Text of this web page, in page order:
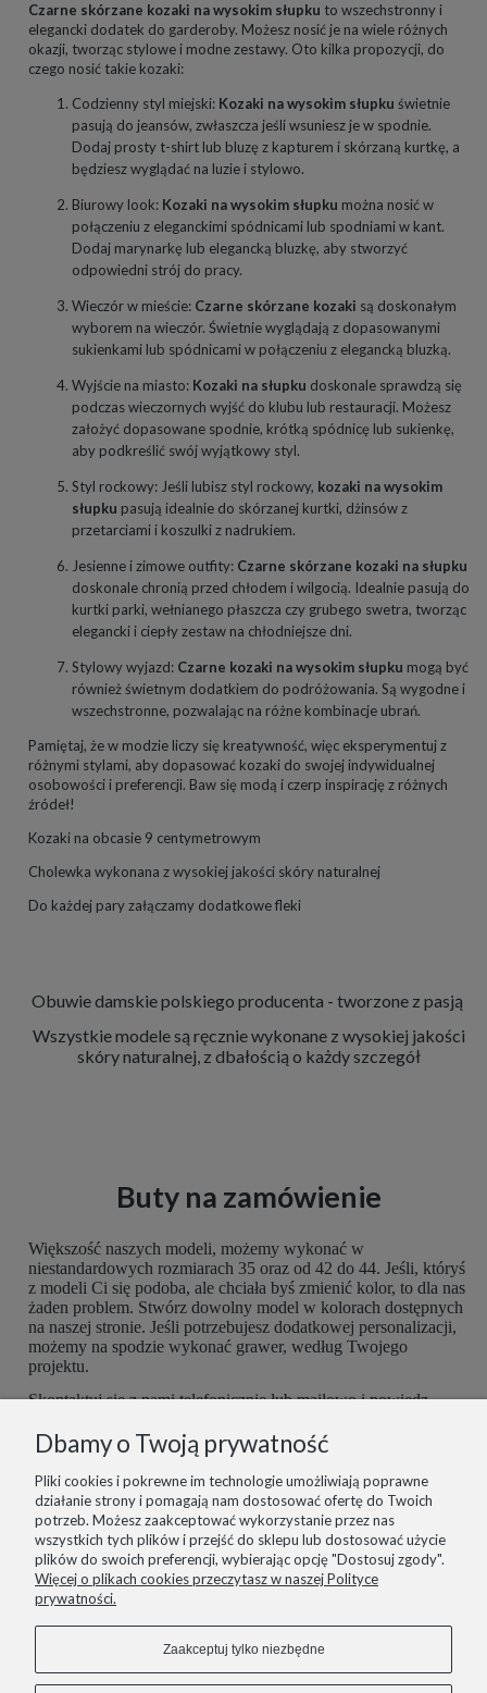
Czarne skórzane kozaki na wysokim słupku to wszechstronny i
elegancki dodatek do garderoby. Możesz nosić je na wiele różnych
okazji, tworząc stylowe i modne zestawy. Oto kilka propozycji, do
czego nosić takie kozaki:
Codzienny styl miejski: Kozaki na wysokim słupku świetnie
pasują do jeansów, zwłaszcza jeśli wsuniesz je w spodnie.
Dodaj prosty t-shirt lub bluzę z kapturem i skórzaną kurtkę, a
będziesz wyglądać na luzie i stylowo.
Biurowy look: Kozaki na wysokim słupku można nosić w
połączeniu z eleganckimi spódnicami lub spodniami w kant.
Dodaj marynarkę lub elegancką bluzkę, aby stworzyć
odpowiedni strój do pracy.
Wieczór w mieście: Czarne skórzane kozaki są doskonałym
wyborem na wieczór. Świetnie wyglądają z dopasowanymi
sukienkami lub spódnicami w połączeniu z elegancką bluzką.
Wyjście na miasto: Kozaki na słupku doskonale sprawdzą się
podczas wieczornych wyjść do klubu lub restauracji. Możesz
założyć dopasowane spodnie, krótką spódnicę lub sukienkę,
aby podkreślić swój wyjątkowy styl.
Styl rockowy: Jeśli lubisz styl rockowy, kozaki na wysokim
słupku pasują idealnie do skórzanej kurtki, dżinsów z
przetarciami i koszulki z nadrukiem.
Jesienne i zimowe outfity: Czarne skórzane kozaki na słupku
doskonale chronią przed chłodem i wilgocią. Idealnie pasują do
kurtki parki, wełnianego płaszcza czy grubego swetra, tworząc
elegancki i ciepły zestaw na chłodniejsze dni.
Stylowy wyjazd: Czarne kozaki na wysokim słupku mogą być
również świetnym dodatkiem do podróżowania. Są wygodne i
wszechstronne, pozwalając na różne kombinacje ubrań.
Pamiętaj, że w modzie liczy się kreatywność, więc eksperymentuj z
różnymi stylami, aby dopasować kozaki do swojej indywidualnej
osobowości i preferencji. Baw się modą i czerp inspirację z różnych
źródeł!
Kozaki na obcasie 9 centymetrowym
Cholewka wykonana z wysokiej jakości skóry naturalnej
Do każdej pary załączamy dodatkowe fleki
Obuwie damskie polskiego producenta - tworzone z pasją
Wszystkie modele są ręcznie wykonane z wysokiej jakości
skóry naturalnej, z dbałością o każdy szczegół
Buty na zamówienie
Większość naszych modeli, możemy wykonać w
niestandardowych rozmiarach 35 oraz od 42 do 44. Jeśli, któryś
z modeli Ci się podoba, ale chciała byś zmienić kolor, to dla nas
żaden problem. Stwórz dowolny model w kolorach dostępnych
na naszej stronie. Jeśli potrzebujesz dodatkowej personalizacji,
możemy na spodzie wykonać grawer, według Twojego
projektu.
Skontaktuj się z nami telefonicznie lub mailowo i powiedz,
możliwość dopasować je do Ciebie idealnie. Postaramy się
spełnić wszelkie potrzeby z największą starannością.
informacje
pomoc
zakupy
Dbamy o Twoją prywatność
Pliki cookies i pokrewne im technologie umożliwiają poprawne
działanie strony i pomagają nam dostosować ofertę do Twoich
potrzeb. Możesz zaakceptować wykorzystanie przez nas
wszystkich tych plików i przejść do sklepu lub dostosować użycie
plików do swoich preferencji, wybierając opcję "Dostosuj zgody".
Więcej o plikach cookies przeczytasz w naszej Polityce
prywatności.
Zaakceptuj tylko niezbędne